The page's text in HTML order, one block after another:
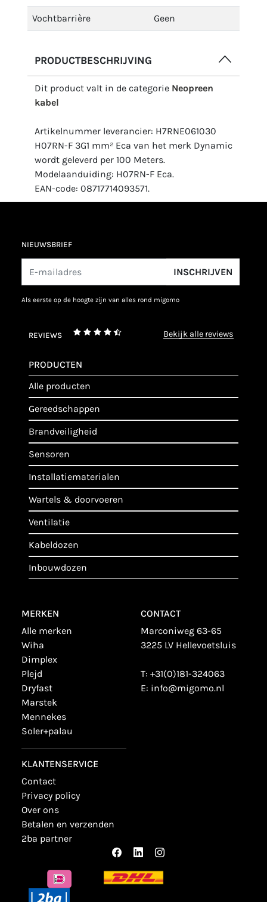
Vochtbarrière Geen
PRODUCTBESCHRIJVING
Dit product valt in de categorie Neopreen
kabel
Artikelnummer leverancier: H7RNE061030
H07RN-F 3G1 mm² Eca van het merk Dynamic
wordt geleverd per 100 Meters.
Modelaanduiding: H07RN-F Eca.
EAN-code: 08717714093571.
NIEUWSBRIEF
INSCHRIJVEN
als eerste op de hoogte zijn van alles rond migomo
REVIEWS bekijk alle reviews
PRODUCTEN
alle producten
gereedschappen
brandveiligheid
sensoren
installatiematerialen
wartels & doorvoeren
ventilatie
kabeldozen
inbouwdozen
MERKEN
alle merken
wiha
dimplex
plejd
dryfast
marstek
mennekes
soler+palau
KLANTENSERVICE
contact
privacy policy
over ons
betalen en verzenden
2ba partner
CONTACT
Marconiweg 63-65
3225 LV Hellevoetsluis
T: +31(0)181-324063
E: info@migomo.nl